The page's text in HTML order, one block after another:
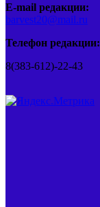
E-mail редакции:
barvest20@mail.ru
Телефон редакции:
8(383-612)-22-43